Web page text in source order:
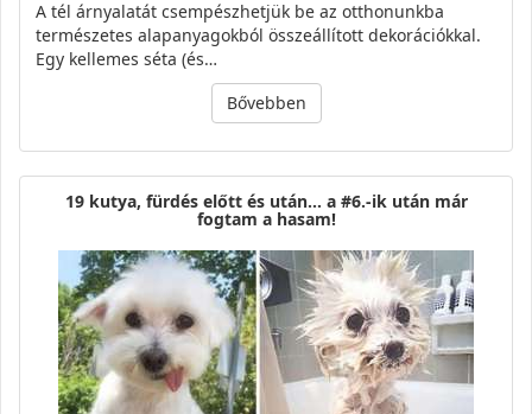
A tél árnyalatát csempészhetjük be az otthonunkba
természetes alapanyagokból összeállított dekorációkkal.
Egy kellemes séta (és…
Bővebben
19 kutya, fürdés előtt és után… a #6.-ik után már
fogtam a hasam!